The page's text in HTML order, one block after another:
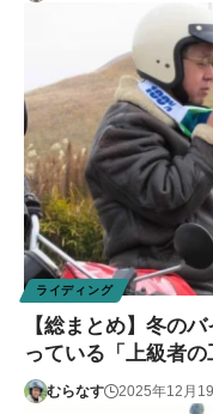
ライディング
【総まとめ】冬の
っている「上級者の
むらなす 2025年12月